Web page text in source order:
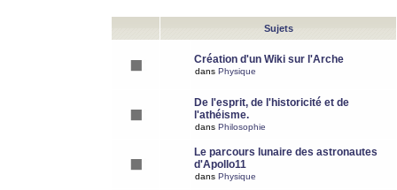
Sujets
Création d'un Wiki sur l'Arche
dans Physique
De l'esprit, de l'historicité et de
l'athéisme.
dans Philosophie
Le parcours lunaire des astronautes
d'Apollo11
dans Physique